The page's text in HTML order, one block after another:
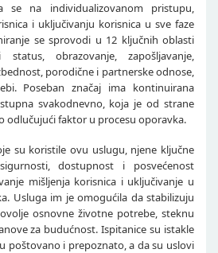
se na individualizovanom pristupu,
i uključivanju korisnica u sve faze
se sprovodi u 12 ključnih oblasti
obrazovanje, zapošljavanje,
porodične i partnerske odnose,
Poseban značaj ima kontinuirana
svakodnevno, koja je od strane
odlučujući faktor u procesu oporavka.
su koristile ovu uslugu, njene ključne
dostupnost i posvećenost
mišljenja korisnica i uključivanje u
Usluga im je omogućila da stabilizuju
osnovne životne potrebe, steknu
za budućnost. Ispitanice su istakle
poštovano i prepoznato, a da su uslovi